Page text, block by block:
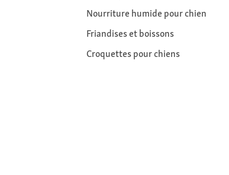
Nourriture humide pour chien
Friandises et boissons
Croquettes pour chiens